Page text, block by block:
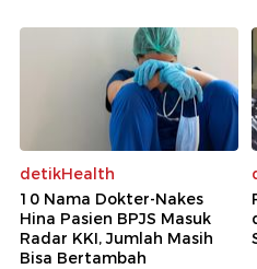
detikHealth
10 Nama Dokter-Nakes
Hina Pasien BPJS Masuk
Radar KKI, Jumlah Masih
Bisa Bertambah